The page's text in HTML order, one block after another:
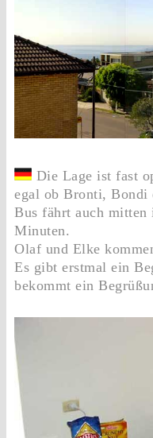
Die Lage ist fast
egal ob Bronti, Bondi
Bus fährt auch mitten
Minuten.
Olaf und Elke
Es gibt erstmal ein
bekommt ein